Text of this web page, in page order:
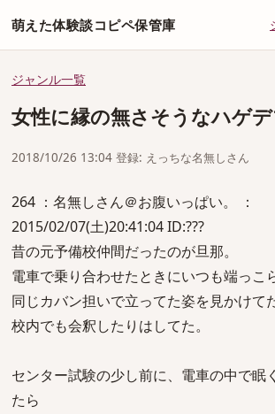
萌えた体験談コピペ保管庫
ジャンル一覧
女性に縁の無さそうなハゲ
2018/10/26 13:04 登録: えっちな名無しさん
264 ：名無しさん＠お腹いっぱい。 ：
2015/02/07(土)20:41:04 ID:???
昔の元予備校仲間だったのが旦那。
電車で乗り合わせたときにいつも端っこ
同じカバン担いで立ってた姿を見かけて
校内でも会釈したりはしてた。
センター試験の少し前に、電車の中で眠
たら